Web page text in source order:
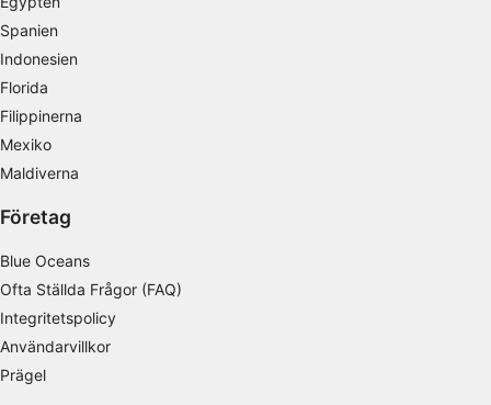
Spanien
Indonesien
Florida
Filippinerna
Mexiko
Maldiverna
Företag
Blue Oceans
Ofta Ställda Frågor (FAQ)
Integritetspolicy
Användarvillkor
Prägel
reklam
Skapa profiler för personaliserad reklam
Använda profiler för att välja personaliserad
reklam
innehåll
Mäta reklamprestanda
Mäta innehållsprestanda